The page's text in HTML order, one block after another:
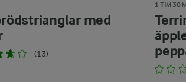
med
(13)
1 TIM 30